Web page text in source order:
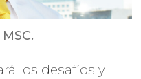
los desafíos y